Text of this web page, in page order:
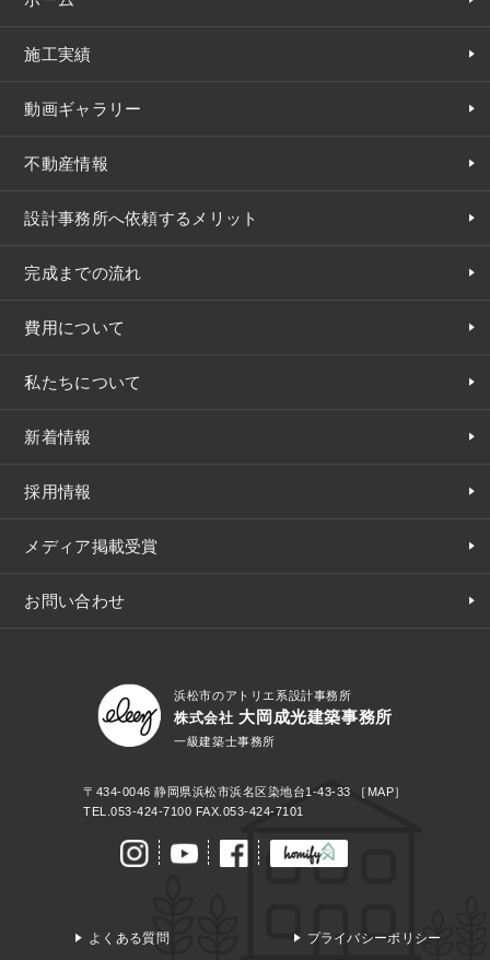
施工実績
動画ギャラリー
不動産情報
設計事務所へ依頼するメリット
完成までの流れ
費用について
私たちについて
新着情報
採用情報
メディア掲載受賞
お問い合わせ
浜松市のアトリエ系設計事務所
株式会社 大岡成光建築事務所
一級建築士事務所
〒434-0046静岡県浜松市浜名区染地台1-43-33
［MAP］
TEL.053-424-7100 FAX.053-424-7101
よくある質問 プライバシーポリシー